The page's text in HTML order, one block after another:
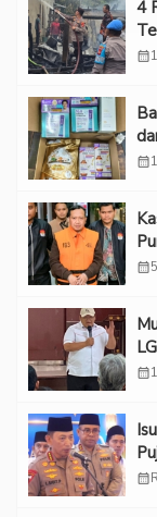
‎4
calendar_month
calendar_month
calendar_month
calendar_month
calendar_month